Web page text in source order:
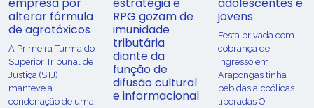
empresa por
alterar fórmula
de agrotóxicos
​A Primeira Turma do
Superior Tribunal de
Justiça (STJ)
manteve a
condenação de uma
estratégia e
RPG gozam de
imunidade
tributária
diante da
função de
difusão cultural
e informacional
adolescentes e
jovens
Festa privada com
cobrança de
ingresso em
Arapongas tinha
bebidas alcoólicas
liberadas O